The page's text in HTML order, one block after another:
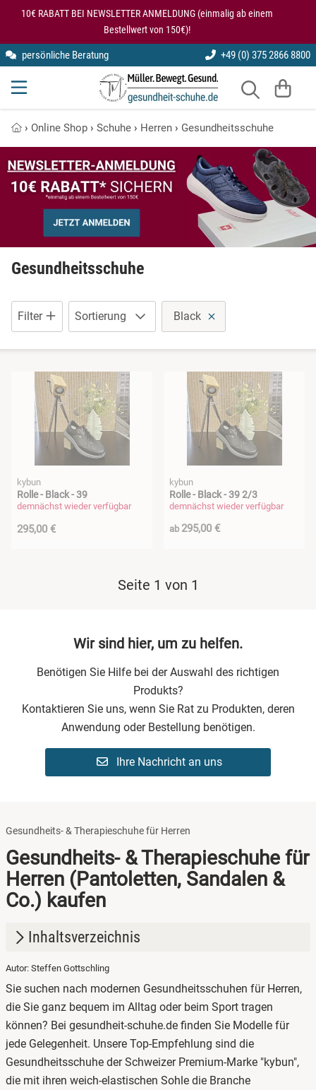
10€ RABATT BEI NEWSLETTER ANMELDUNG (einmalig ab einem
Bestellwert von 150€)!
persönliche Beratung +49 (0) 375 2866 8800
› Online Shop › Schuhe › Herren › Gesundheitsschuhe
Gesundheitsschuhe
Filter Sortierung Black
kybun
Rolle - Black - 39
demnächst wieder verfügbar
295,00 €
kybun
Rolle - Black - 39 2/3
demnächst wieder verfügbar
ab 295,00 €
Seite 1 von 1
Wir sind hier, um zu helfen.
Benötigen Sie Hilfe bei der Auswahl des richtigen
Produkts?
Kontaktieren Sie uns, wenn Sie Rat zu Produkten, deren
Anwendung oder Bestellung benötigen.
Ihre Nachricht an uns
Gesundheits- & Therapieschuhe für Herren
Gesundheits- & Therapieschuhe für
Herren (Pantoletten, Sandalen &
Co.) kaufen
Inhaltsverzeichnis
1. Was sind Gesundheitsschuhe?
2. Gesundheitsschuhe für Herren kaufen
3. Gesundheitsschuhe im Angebot
Autor: Steffen Gottschling
Sie suchen nach modernen Gesundheitsschuhen für Herren,
die Sie ganz bequem im Alltag oder beim Sport tragen
können? Bei gesundheit-schuhe.de finden Sie Modelle für
jede Gelegenheit. Unsere Top-Empfehlung sind die
Gesundheitsschuhe der Schweizer Premium-Marke "kybun",
die mit ihren weich-elastischen Sohle die Branche
kybun
Modularis
SmartFoot
X10D
Gesundheitsschuhe für den Rücken
Knie entlastende Schuhe
Kybun Matte im Test
Kybun Schuhe bei Kniearthrose
Kybun Schuhe im Test
Schuhe bei Fersensporn
Übungen auf der kybun Matte